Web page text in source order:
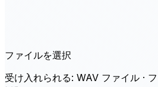
ファイルを選択
受け入れられる: WAV ファイル ·